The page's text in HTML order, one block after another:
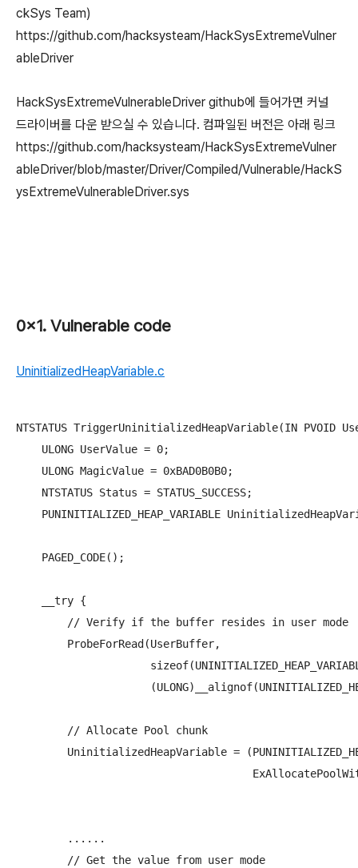
ckSys Team)
https://github.com/hacksysteam/HackSysExtremeVulner
ableDriver
HackSysExtremeVulnerableDriver github에 들어가면 커널
드라이버를 다운 받으실 수 있습니다. 컴파일된 버전은 아래 링크
https://github.com/hacksysteam/HackSysExtremeVulner
ableDriver/blob/master/Driver/Compiled/Vulnerable/HackS
ysExtremeVulnerableDriver.sys
0x1. Vulnerable code
UninitializedHeapVariable.c
NTSTATUS TriggerUninitializedHeapVariable(IN PVOID
    ULONG UserValue = 0;
    ULONG MagicValue = 0xBAD0B0B0;
    NTSTATUS Status = STATUS_SUCCESS;
PUNINITIALIZED_HEAP_VARIABLE
    PAGED_CODE();
    __try {
        // Verify if the buffer resides in user mode
        ProbeForRead(UserBuffer,
        // Allocate Pool chunk
UninitializedHeapVariable =
        ......
        // Get the value from user mode